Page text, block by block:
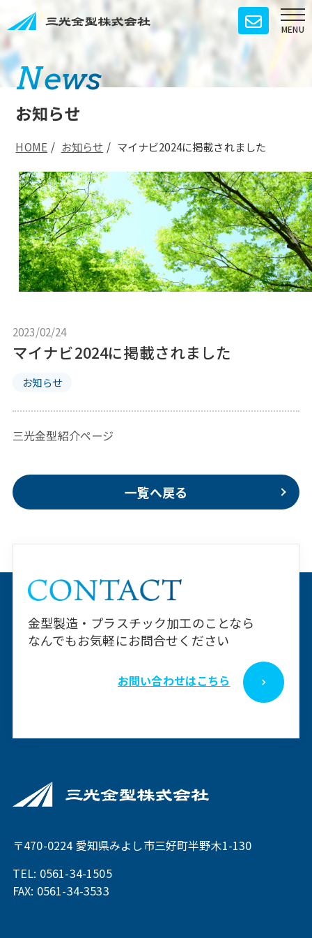
News
お知らせ
HOME / お知らせ / マイナビ2024に掲載されました
2023/02/24
マイナビ2024に掲載されました
お知らせ
三光金型紹介ページ
一覧へ戻る
⾦型製造・プラスチック加⼯のことなら
なんでもお気軽にお問合せください
お問い合わせはこちら
〒470-0224 愛知県みよし市三好町半野⽊1-130
TEL: 0561-34-1505
FAX: 0561-34-3533